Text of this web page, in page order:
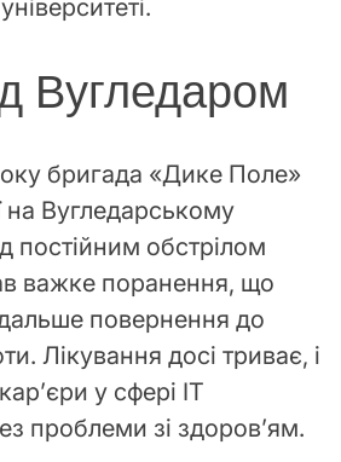
Вугледаром
бригада «Дике Поле»
на Вугледарському
постійним обстрілом
важке поранення, що
повернення до
Лікування досі триває, і
у сфері IT
проблеми зі здоров’ям.